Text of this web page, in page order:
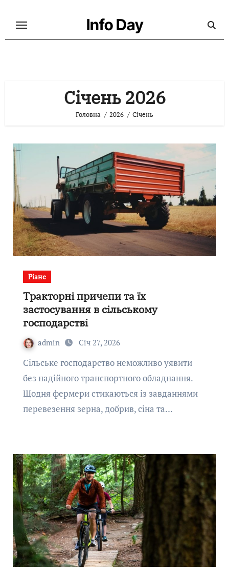
Info Day
Січень 2026
Головна 2026 Січень
Різне
Тракторні причепи та їх
застосування в сільському
господарстві
admin Січ 27, 2026
Сільське господарство неможливо уявити
без надійного транспортного обладнання.
Щодня фермери стикаються із завданнями
перевезення зерна, добрив, сіна та…